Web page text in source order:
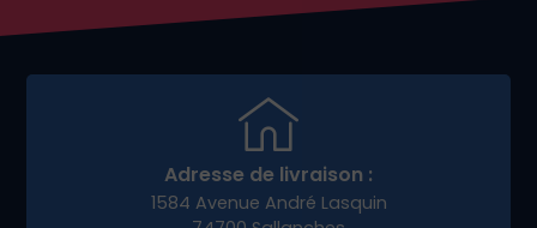
Adresse de livraison :
1584 Avenue André Lasquin